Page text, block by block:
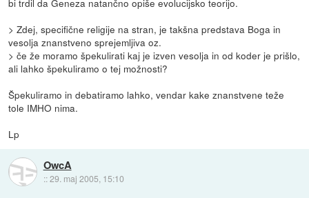
> Zdej, specifične religije na stran, je takšna predstava Boga in
vesolja znanstveno sprejemljiva oz.
> če že moramo špekulirati kaj je izven vesolja in od koder je prišlo,
ali lahko špekuliramo o tej možnosti?
Špekuliramo in debatiramo lahko, vendar kake znanstvene teže
tole IMHO nima.
Lp
OwcA
::29. maj 2005, 15:10